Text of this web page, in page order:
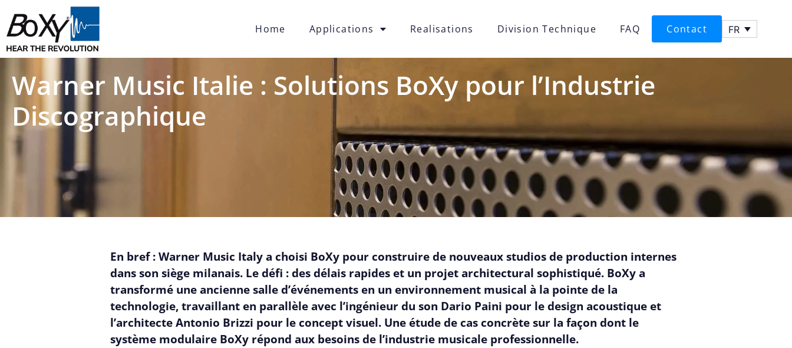
Home Applications Realisations Division Technique FAQ Contact FR
Warner Music Italie : Solutions BoXy pour l’Industrie
Discographique
En bref : Warner Music Italy a choisi BoXy pour construire de nouveaux studios de production internes
dans son siège milanais. Le défi : des délais rapides et un projet architectural sophistiqué. BoXy a
transformé une ancienne salle d’événements en un environnement musical à la pointe de la
technologie, travaillant en parallèle avec l’ingénieur du son Dario Paini pour le design acoustique et
l’architecte Antonio Brizzi pour le concept visuel. Une étude de cas concrète sur la façon dont le
système modulaire BoXy répond aux besoins de l’industrie musicale professionnelle.